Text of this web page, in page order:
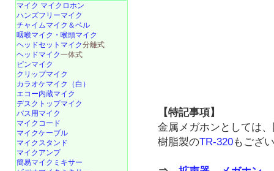
【特記事項】
金属メガホンとしては
樹脂製のTR-320もござ
マイク マイクロホン
ハンズフリーマイク
チャイムマイク＆ベル
咽喉マイク・喉頭マイク
ヘッドセットマイク分離式
ヘッドマイク一体式
ピンマイク
クリップマイク
カラオケマイク（白）
エコー内蔵マイク
デスクトップマイク
バス用マイク
マイクコード
マイクケーブル
マイクスタンド
マイクアンプ
簡易マイクミキサー